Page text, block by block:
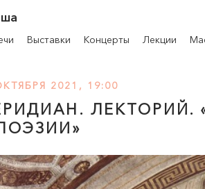
Выставки Концерты Лекции
2021, 19:00
. ЛЕКТОРИЙ.